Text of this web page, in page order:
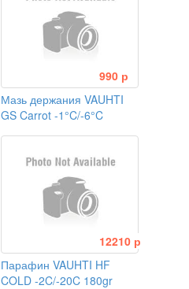
990 р
Мазь держания VAUHTI
GS Carrot -1°C/-6°C
12210 р
Парафин VAUHTI HF
COLD -2C/-20C 180gr